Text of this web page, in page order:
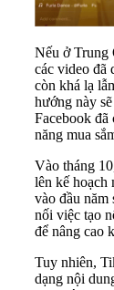
Nếu ở Trung
các video đã
còn khá lạ
hướng này
Facebook đã
năng mua
Vào tháng
lên kế
vào đầu năm
nối việc tạo
để nâng cao
Tuy nhiên,
dạng nội